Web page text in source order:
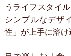
うライフスタイ
シンプルなデザ
性」が上手に溶け